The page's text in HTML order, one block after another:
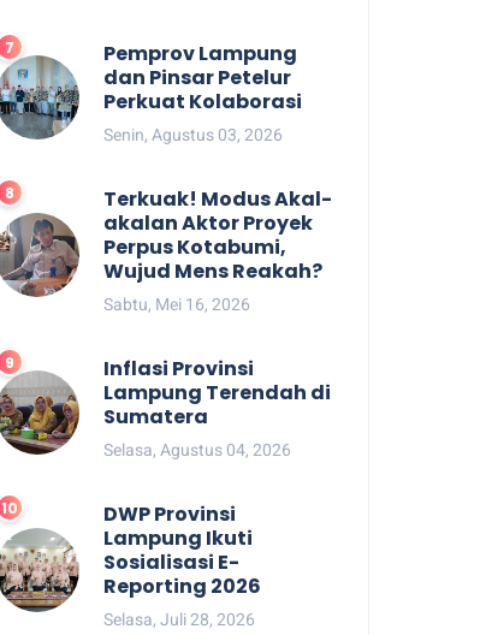
Pemprov Lampung
dan Pinsar Petelur
Perkuat Kolaborasi
Senin, Agustus 03, 2026
Terkuak! Modus Akal-
akalan Aktor Proyek
Perpus Kotabumi,
Wujud Mens Reakah?
Sabtu, Mei 16, 2026
Inflasi Provinsi
Lampung Terendah di
Sumatera
Selasa, Agustus 04, 2026
DWP Provinsi
Lampung Ikuti
Sosialisasi E-
Reporting 2026
Selasa, Juli 28, 2026